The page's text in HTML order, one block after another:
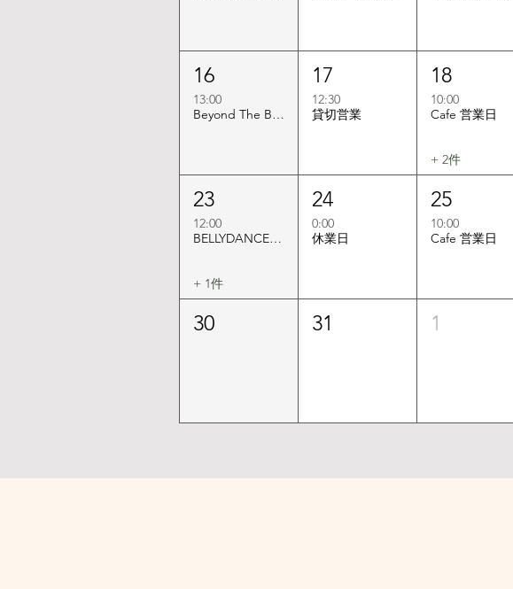
16
13:00
Beyond The Border
17
12:30
貸切営業
18
10:00
Cafe 営業日
+ 2件
23
12:00
BELLYDANCE SHOW
+ 1件
24
0:00
休業日
25
10:00
Cafe 営業日
30 31 1